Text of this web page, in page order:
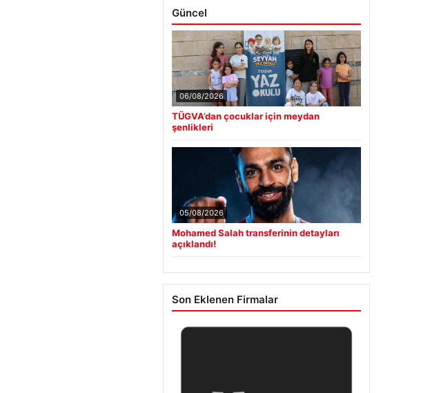
Güncel
06/08/2026
TÜGVA’dan çocuklar için meydan
şenlikleri
05/08/2026
Mohamed Salah transferinin detayları
açıklandı!
Son Eklenen Firmalar